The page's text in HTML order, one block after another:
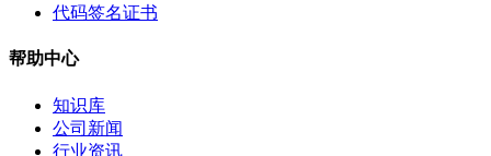
代码签名证书
帮助中心
知识库
公司新闻
行业资讯